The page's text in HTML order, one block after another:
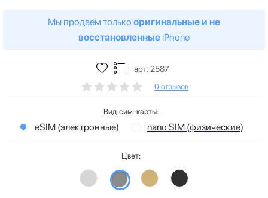
Мы продаем только оригинальные и не
восстановленные iPhone
арт. 2587
0 отзывов
Вид сим-карты:
eSIM (электронные) nano SIM (физические)
Цвет: